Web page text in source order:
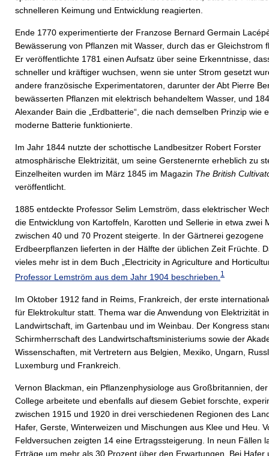
schnelleren Keimung und Entwicklung reagierten.
Ende 1770 experimentierte der Franzose Bernard Germain
Bewässerung von Pflanzen mit Wasser, durch das er Gleichstrom
Er veröffentlichte 1781 einen Aufsatz über seine Erkenntnisse,
schneller und kräftiger wuchsen, wenn sie unter Strom gesetzt
andere französische Experimentatoren, darunter der Abt Pierre
bewässerten Pflanzen mit elektrisch behandeltem Wasser, und
Alexander Bain die „Erdbatterie“, die nach demselben Prinzip wie
moderne Batterie funktionierte.
Im Jahr 1844 nutzte der schottische Landbesitzer Robert Forster
atmosphärische Elektrizität, um seine Gerstenernte erheblich zu
Einzelheiten wurden im März 1845 im Magazin The British
veröffentlicht.
1885 entdeckte Professor Selim Lemström, dass elektrischer
die Entwicklung von Kartoffeln, Karotten und Sellerie in etwa zwei
zwischen 40 und 70 Prozent steigerte. In der Gärtnerei gezogene
Erdbeerpflanzen lieferten in der Hälfte der üblichen Zeit Früchte.
vieles mehr ist in dem Buch „Electricity in Agriculture and
Professor Lemström aus dem Jahr 1904 beschrieben. 1
Im Oktober 1912 fand in Reims, Frankreich, der erste
für Elektrokultur statt. Thema war die Anwendung von Elektrizität
Landwirtschaft, im Gartenbau und im Weinbau. Der Kongress
Schirmherrschaft des Landwirtschaftsministeriums sowie der
Wissenschaften, mit Vertretern aus Belgien, Mexiko, Ungarn,
Luxemburg und Frankreich.
Vernon Blackman, ein Pflanzenphysiologe aus Großbritannien,
College arbeitete und ebenfalls auf diesem Gebiet forschte,
zwischen 1915 und 1920 in drei verschiedenen Regionen des
Hafer, Gerste, Winterweizen und Mischungen aus Klee und Heu.
Feldversuchen zeigten 14 eine Ertragssteigerung. In neun Fällen
Erträge um mehr als 30 Prozent über den Erwartungen. Bei Hafer